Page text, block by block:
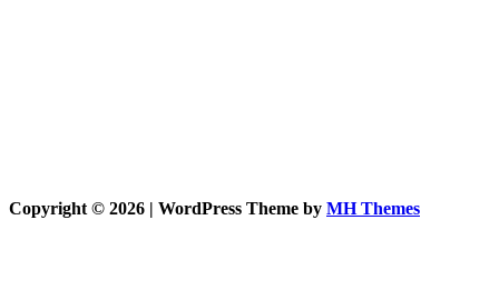
Copyright © 2026 | WordPress Theme by MH Themes